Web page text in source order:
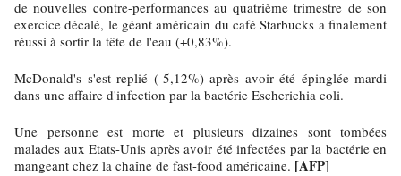
de nouvelles contre-performances au quatrième trimestre de son
exercice décalé, le géant américain du café Starbucks a finalement
réussi à sortir la tête de l'eau (+0,83%).
McDonald's s'est replié (-5,12%) après avoir été épinglée mardi
dans une affaire d'infection par la bactérie Escherichia coli.
Une personne est morte et plusieurs dizaines sont tombées
malades aux Etats-Unis après avoir été infectées par la bactérie en
mangeant chez la chaîne de fast-food américaine. [AFP]